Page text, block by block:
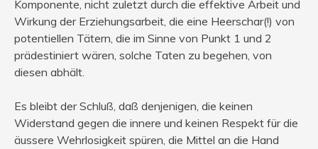
Komponente, nicht zuletzt durch die effektive Arbeit und
Wirkung der Erziehungsarbeit, die eine Heerschar(!) von
potentiellen Tätern, die im Sinne von Punkt 1 und 2
prädestiniert wären, solche Taten zu begehen, von
diesen abhält.
Es bleibt der Schluß, daß denjenigen, die keinen
Widerstand gegen die innere und keinen Respekt für die
äussere Wehrlosigkeit spüren, die Mittel an die Hand